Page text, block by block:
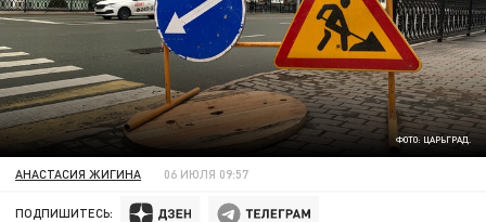
ФОТО: ЦАРЬГРАД.
АНАСТАСИЯ ЖИГИНА 06 ИЮЛЯ 09:57
ПОДПИШИТЕСЬ: